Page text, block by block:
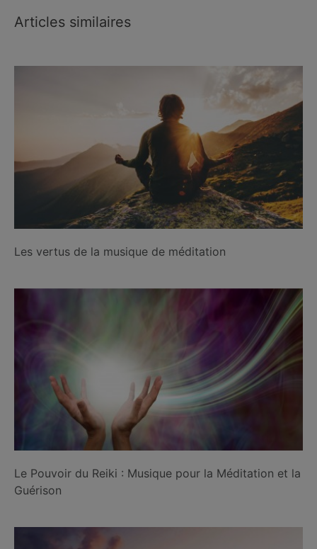
Articles similaires
Les vertus de la musique de méditation
Le Pouvoir du Reiki : Musique pour la Méditation et la
Guérison